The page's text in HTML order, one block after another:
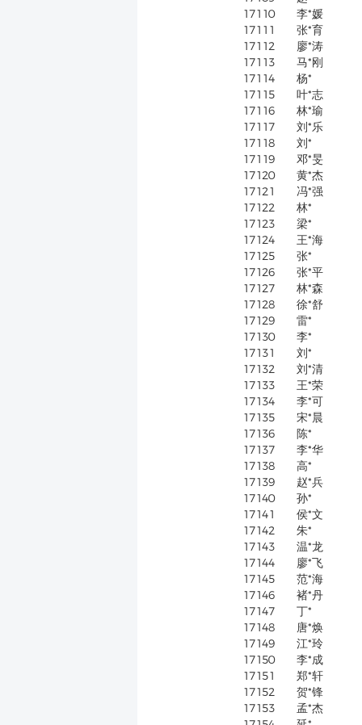
17110
李*媛
17111
张*育
17112
廖*涛
17113
马*刚
17114
杨*
17115
叶*志
17116
林*瑜
17117
刘*乐
17118
刘*
17119
邓*旻
17120
黄*杰
17121
冯*强
17122
林*
17123
梁*
17124
王*海
17125
张*
17126
张*平
17127
林*森
17128
徐*舒
17129
雷*
17130
李*
17131
刘*
17132
刘*清
17133
王*荣
17134
李*可
17135
宋*晨
17136
陈*
17137
李*华
17138
高*
17139
赵*兵
17140
孙*
17141
侯*文
17142
朱*
17143
温*龙
17144
廖*飞
17145
范*海
17146
褚*丹
17147
丁*
17148
唐*焕
17149
江*玲
17150
李*成
17151
郑*轩
17152
贺*锋
17153
孟*杰